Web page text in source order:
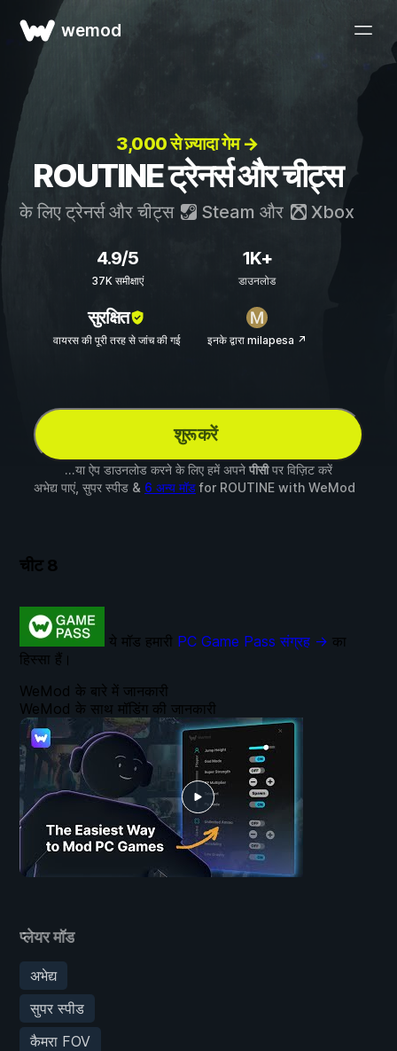
wemod
3,000 से ज़्यादा गेम →
ROUTINE ट्रेनर्स और चीट्स
के लिए ट्रेनर्स और चीट्स Steam और Xbox
4.9/5
37K समीक्षाएं
1K+
डाउनलोड
सुरक्षित
वायरस की पूरी तरह से जांच की गई इनके द्वारा milapesa ↗
शुरू करें
...या ऐप डाउनलोड करने के लिए हमें अपने पीसीपर विज़िट करें
अभेद्य पाएं, सुपर स्पीड & 6 अन्य मॉडfor ROUTINE with WeMod
चीट 8
प्लेयर मॉड
अभेद्य
सुपर स्पीड
कैमरा FOV
WeMod के बारे में जानकारी
WeMod के साथ मॉडिंग की जानकारी
ये मॉड हमारी PC Game Pass संग्रह → का
हिस्सा हैं।